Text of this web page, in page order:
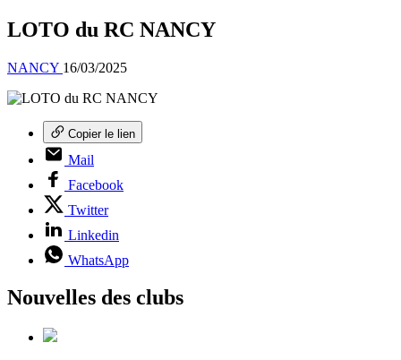
LOTO du RC NANCY
NANCY 16/03/2025
Copier le lien
Mail
Facebook
Twitter
Linkedin
WhatsApp
Nouvelles des clubs